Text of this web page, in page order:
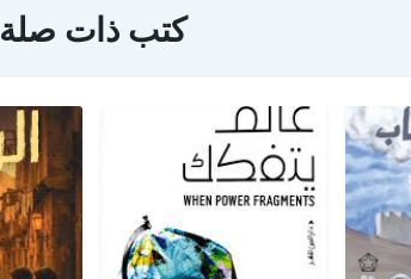
كتب ذات صلة